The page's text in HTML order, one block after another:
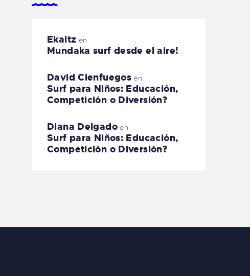
Ekaitz en
Mundaka surf desde el aire!
David Cienfuegos en
Surf para Niños: Educación,
Competición o Diversión?
Diana Delgadoen
Surf para Niños: Educación,
Competición o Diversión?